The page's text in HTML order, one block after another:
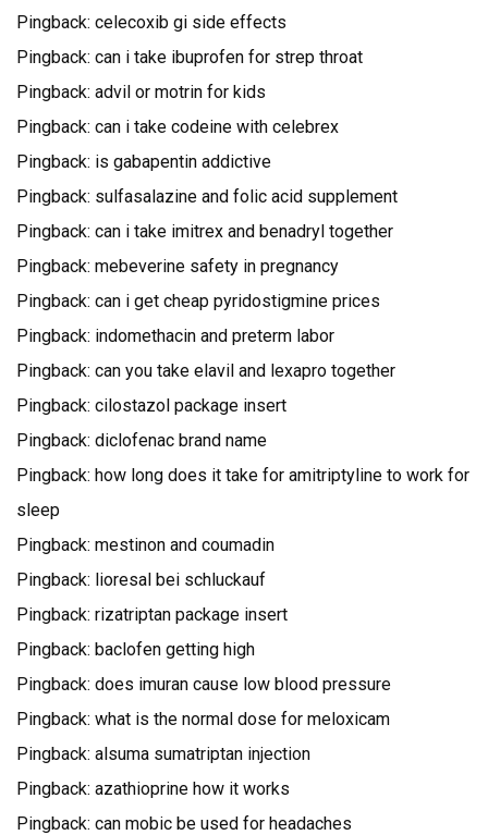
Pingback: celecoxib gi side effects
Pingback: can i take ibuprofen for strep throat
Pingback: advil or motrin for kids
Pingback: can i take codeine with celebrex
Pingback: is gabapentin addictive
Pingback: sulfasalazine and folic acid supplement
Pingback: can i take imitrex and benadryl together
Pingback: mebeverine safety in pregnancy
Pingback: can i get cheap pyridostigmine prices
Pingback: indomethacin and preterm labor
Pingback: can you take elavil and lexapro together
Pingback: cilostazol package insert
Pingback: diclofenac brand name
Pingback: how long does it take for amitriptyline to work for
sleep
Pingback: mestinon and coumadin
Pingback: lioresal bei schluckauf
Pingback: rizatriptan package insert
Pingback: baclofen getting high
Pingback: does imuran cause low blood pressure
Pingback: what is the normal dose for meloxicam
Pingback: alsuma sumatriptan injection
Pingback: azathioprine how it works
Pingback: can mobic be used for headaches